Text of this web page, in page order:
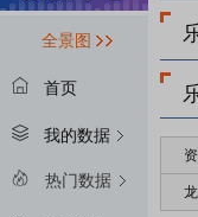
全景图
首页
我的数据
热门数据